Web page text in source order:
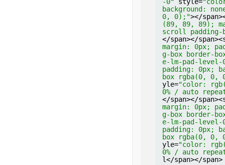
ake-lm-pad-
x; padding:
der-box
t"
style=
e 0% 0% /
m<span class=
ding: 0px;
x rgba(0, 0,
b(0, 92, 197);
at scroll
="cm-bracket"
ackground:
0, 0);">(</
in: 0px;
ox border-
="color:
0% / auto
pan class=
ng: 0px;
rgba(0, 0, 0,
</span></
margin: 0px;
background:
0, 0);"></
(89, 89, 89);
scroll
</span></
margin: 0px;
g-box border-
e-lm-pad-level-
padding: 0px;
box rgba(0, 0,
yle="color:
0% / auto
</span></
margin: 0px;
g-box border-
e-lm-pad-level-
padding: 0px;
box rgba(0, 0,
yle="color:
0% / auto
l</span></span>